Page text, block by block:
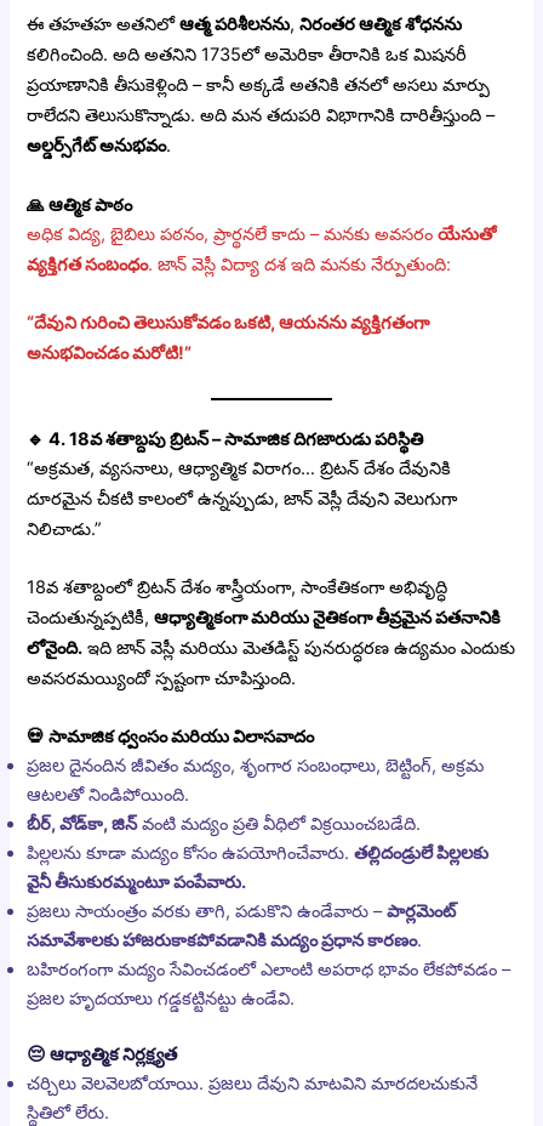
ఈ తహతహ అతనిలోఆత్మ పరిశీలనను,నిరంతర ఆత్మిక శోధనను
కలిగించింది. అది అతనిని 1735లో అమెరికా తీరానికి ఒక మిషనరీ
ప్రయాణానికి తీసుకెళ్లింది – కానీ అక్కడే అతనికి తనలో అసలు మార్పు
రాలేదని తెలుసుకొన్నాడు. అది మన తదుపరి విభాగానికి దారితీస్తుంది –
అల్డర్స్‌గేట్ అనుభవం.
🙏ఆత్మిక పాఠం
అధిక విద్య, బైబిలు పఠనం, ప్రార్థనలే కాదు – మనకు అవసరంయేసుతో
వ్యక్తిగత సంబంధం. జాన్ వెస్లీ విద్యా దశ ఇది మనకు నేర్పుతుంది:
“దేవుని గురించి తెలుసుకోవడం ఒకటి, ఆయనను వ్యక్తిగతంగా
అనుభవించడం మరోటి!”
🔹4. 18వ శతాబ్దపు బ్రిటన్ – సామాజిక దిగజారుడు పరిస్థితి
“అక్రమత, వ్యసనాలు, ఆధ్యాత్మిక విరాగం… బ్రిటన్ దేశం దేవునికి
దూరమైన చీకటి కాలంలో ఉన్నప్పుడు, జాన్ వెస్లీ దేవుని వెలుగుగా
నిలిచాడు.”
18వ శతాబ్దంలో బ్రిటన్ దేశం శాస్త్రీయంగా, సాంకేతికంగా అభివృద్ధి
చెందుతున్నప్పటికీ,ఆధ్యాత్మికంగా మరియు నైతికంగా తీవ్రమైన పతనానికి
లోనైంది. ఇది జాన్ వెస్లీ మరియు మెతడిస్ట్ పునరుద్ధరణ ఉద్యమం ఎందుకు
అవసరమయ్యిందో స్పష్టంగా చూపిస్తుంది.
💀సామాజిక ధ్వంసం మరియు విలాసవాదం
ప్రజల దైనందిన జీవితం మద్యం, శృంగార సంబంధాలు, బెట్టింగ్, అక్రమ
ఆటలతో నిండిపోయింది.
బీర్, వోడ్‌కా, జిన్వంటి మద్యం ప్రతి వీధిలో విక్రయించబడేది.
పిల్లలను కూడా మద్యం కోసం ఉపయోగించేవారు.తల్లిదండ్రులే పిల్లలకు
వైనీ తీసుకురమ్మంటూ పంపేవారు.
ప్రజలు సాయంత్రం వరకు తాగి, పడుకొని ఉండేవారు –పార్లమెంట్
సమావేశాలకు హాజరుకాకపోవడానికి మద్యం ప్రధాన కారణం.
బహిరంగంగా మద్యం సేవించడంలో ఎలాంటి అపరాధ భావం లేకపోవడం –
ప్రజల హృదయాలు గడ్డకట్టినట్టు ఉండేవి.
😔ఆధ్యాత్మిక నిర్లక్ష్యత
చర్చిలు వెలవెలబోయాయి. ప్రజలు దేవుని మాటవిని మారదలచుకునే
స్థితిలో లేరు.